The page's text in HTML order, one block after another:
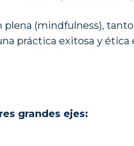
(mindfulness),
práctica exitosa y
grandes ejes: